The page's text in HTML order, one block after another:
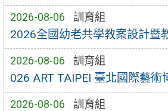
2026-08-06 訓育組
2026全國幼老共學教案設計暨
2026-08-06 訓育組
026 ART TAIPEI 臺北國際藝術
2026-08-06 訓育組